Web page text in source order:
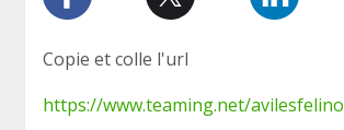
Copie et colle l'url
https://www.teaming.net/avilesfelino